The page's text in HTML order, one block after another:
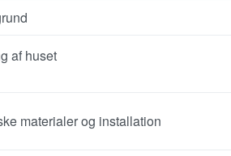
af huset
materialer og installation